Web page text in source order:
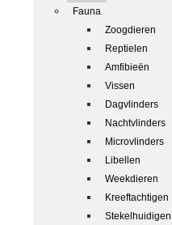
Fauna
Zoogdieren
Reptielen
Amfibieën
Vissen
Dagvlinders
Nachtvlinders
Microvlinders
Libellen
Weekdieren
Kreeftachtigen
Stekelhuidigen